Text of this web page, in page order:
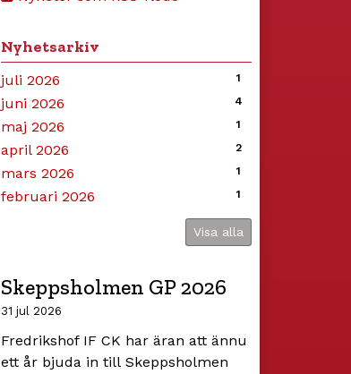
Nyhetsarkiv
juli 2026 1
juni 2026 4
maj 2026 1
april 2026 2
mars 2026 1
februari 2026 1
Visa alla
Skeppsholmen GP 2026
31 jul 2026
Fredrikshof IF CK har äran att ännu
ett år bjuda in till Skeppsholmen